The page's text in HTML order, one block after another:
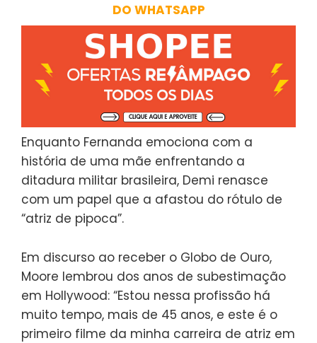
DO WHATSAPP
Enquanto Fernanda emociona com a
história de uma mãe enfrentando a
ditadura militar brasileira, Demi renasce
com um papel que a afastou do rótulo de
“atriz de pipoca”.
Em discurso ao receber o Globo de Ouro,
Moore lembrou dos anos de subestimação
em Hollywood: “Estou nessa profissão há
muito tempo, mais de 45 anos, e este é o
primeiro filme da minha carreira de atriz em